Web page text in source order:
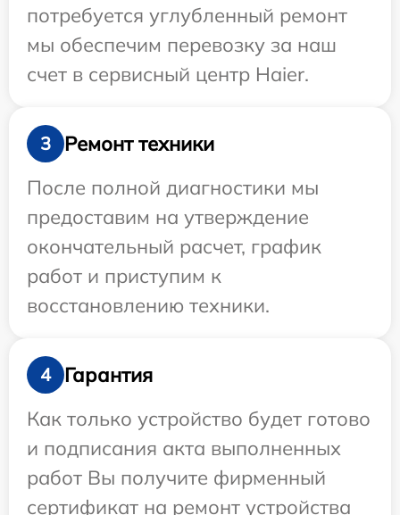
потребуется углубленный ремонт
мы обеспечим перевозку за наш
счет в сервисный центр Haier.
3
Ремонт техники
После полной диагностики мы
предоставим на утверждение
окончательный расчет, график
работ и приступим к
восстановлению техники.
4
Гарантия
Как только устройство будет готово
и подписания акта выполненных
работ Вы получите фирменный
сертификат на ремонт устройства